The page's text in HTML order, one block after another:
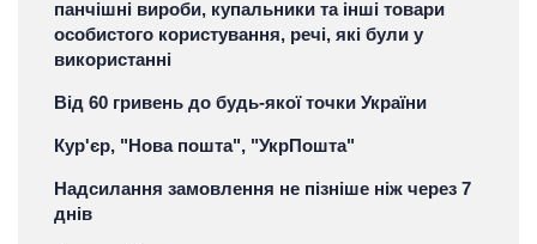
панчішні вироби, купальники та інші товари
особистого користування, речі, які були у
використанні
Від 60 гривень до будь-якої точки України
Кур'єр, "Нова пошта", "УкрПошта"
Надсилання замовлення не пізніше ніж через 7
днів